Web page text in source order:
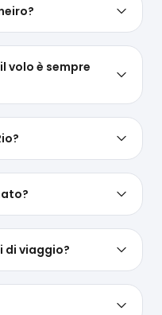
volo è sempre
di viaggio?